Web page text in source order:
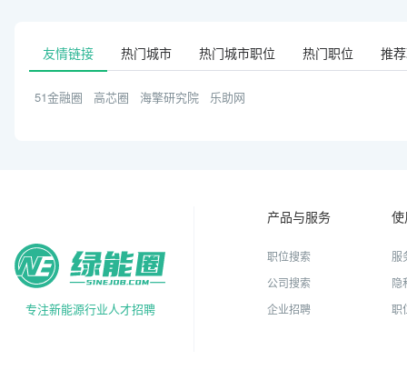
友情链接 热门城市 热门城市职位 热门职位 推
51金融圈 高芯圈 海擎研究院 乐助网
专注新能源行业人才招聘
产品与服务
职位搜索
公司搜索
企业招聘
服
隐
职